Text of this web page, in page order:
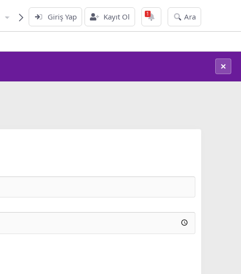
Teknoloji Haberleri
Giriş Yap Kayıt Ol Ara
✕